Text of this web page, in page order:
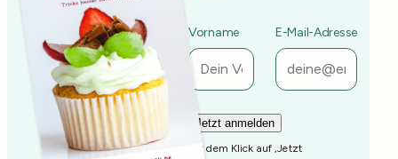
Vorname E-Mail-Adresse
Mit dem Klick auf ‚Jetzt